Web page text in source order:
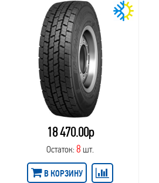
18 470.00р
Остаток:8 шт.
В КОРЗИНУ